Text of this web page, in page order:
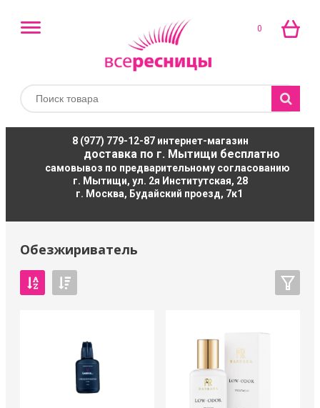
0
8 (977) 779-12-87интернет-магазин
доставка по г. Мытищи бесплатно
самовывоз по предварительному согласованию
г. Мытищи, ул. 2я Институтская, 28
г. Москва, Будайский проезд, 7к1
Обезжириватель